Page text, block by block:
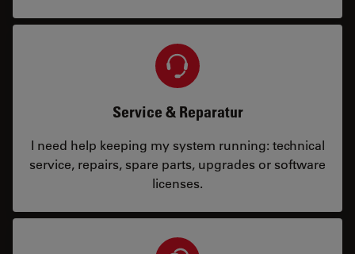
Service & Reparatur
I need help keeping my system running: technical
service, repairs, spare parts, upgrades or software
licenses.